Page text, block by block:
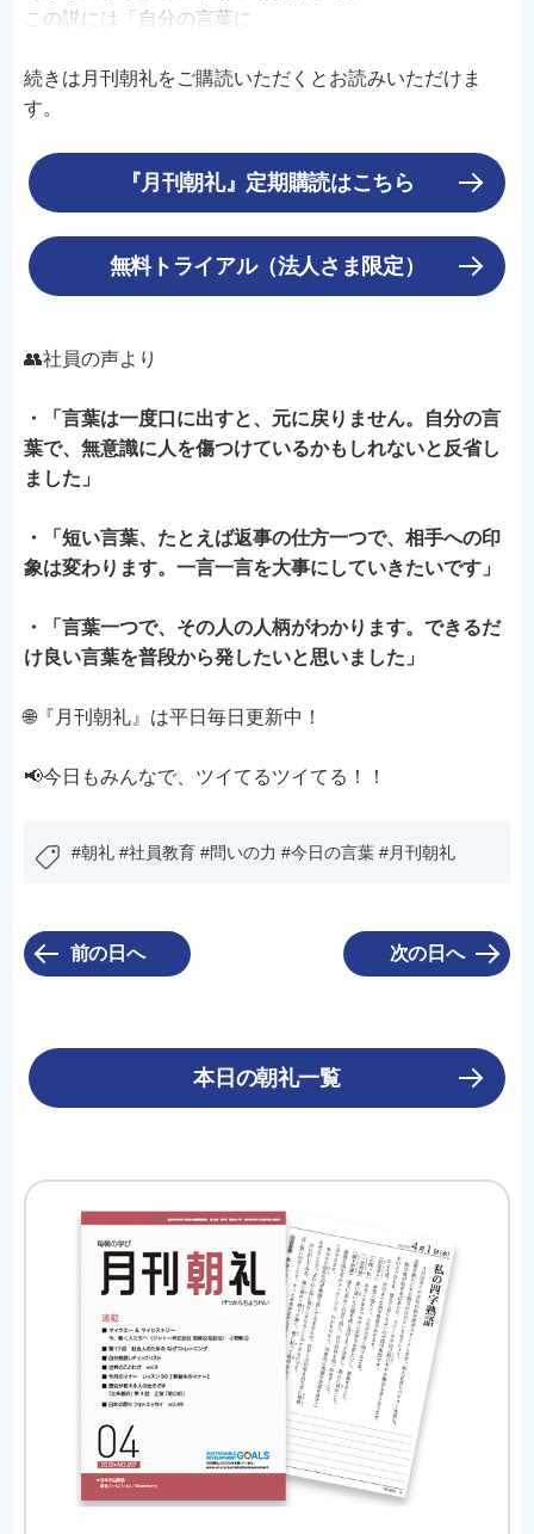
この説には「自分の言葉に
続きは月刊朝礼をご購読いただくとお読みいただけま
す。
『月刊朝礼』定期購読はこちら
無料トライアル（法人さま限定）
👥社員の声より
・「言葉は一度口に出すと、元に戻りません。自分の言
葉で、無意識に人を傷つけているかもしれないと反省し
ました」
・「短い言葉、たとえば返事の仕方一つで、相手への印
象は変わります。一言一言を大事にしていきたいです」
・「言葉一つで、その人の人柄がわかります。できるだ
け良い言葉を普段から発したいと思いました」
🌐『月刊朝礼』は平日毎日更新中！
📢今日もみんなで、ツイてるツイてる！！
#朝礼 #社員教育 #問いの力 #今日の言葉 #月刊朝礼
前の日へ 次の日へ
本日の朝礼一覧